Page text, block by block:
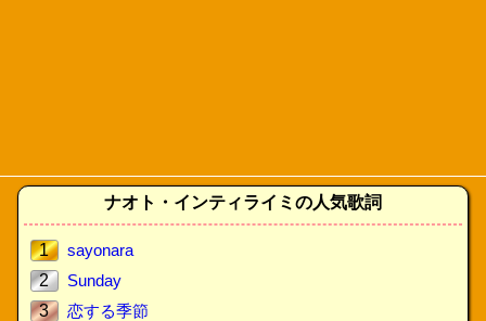
ナオト・インティライミの人気歌詞
1
sayonara
2
Sunday
3
恋する季節